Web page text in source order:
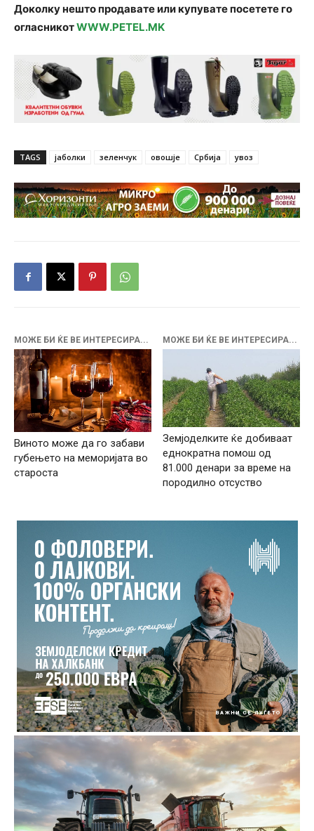
Доколку нешто продавате или купувате посетете го
огласникотWWW.PETEL.MK
TAGS јаболки зеленчук овошје Србија увоз
МОЖЕ БИ ЌЕ ВЕ ИНТЕРЕСИРА...
Виното може да го забави
губењето на меморијата во
староста
МОЖЕ БИ ЌЕ ВЕ ИНТЕРЕСИРА...
Земјоделките ќе добиваат
еднократна помош од
81.000 денари за време на
породилно отсуство